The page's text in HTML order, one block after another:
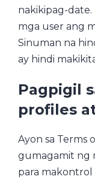
nakikipag-date.
mga user ang
Sinuman na
ay hindi
Pagpigil
profiles
Ayon sa Terms
gumagamit ng
para makontrol